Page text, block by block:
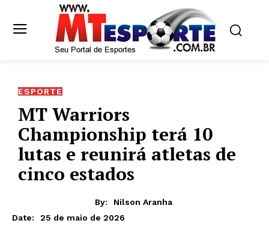
ESPORTE
MT Warriors
Championship terá 10
lutas e reunirá atletas de
cinco estados
By:
Nilson Aranha
Date:
25 de maio de 2026